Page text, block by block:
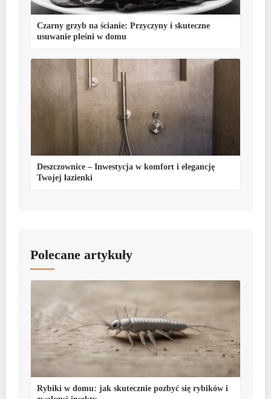
Czarny grzyb na ścianie: Przyczyny i skuteczne
usuwanie pleśni w domu
Deszczownice – Inwestycja w komfort i elegancję
Twojej łazienki
Polecane artykuły
Rybiki w domu: jak skutecznie pozbyć się rybików i